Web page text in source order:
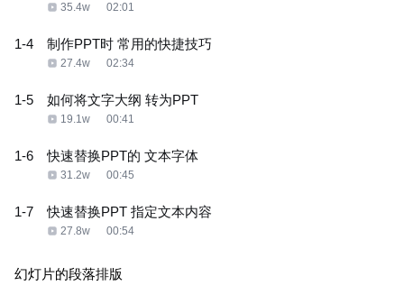
35.4w 02:01
1-4 制作PPT时 常用的快捷技巧
27.4w 02:34
1-5 如何将文字大纲 转为PPT
19.1w 00:41
1-6 快速替换PPT的 文本字体
31.2w 00:45
1-7 快速替换PPT 指定文本内容
27.8w 00:54
幻灯片的段落排版